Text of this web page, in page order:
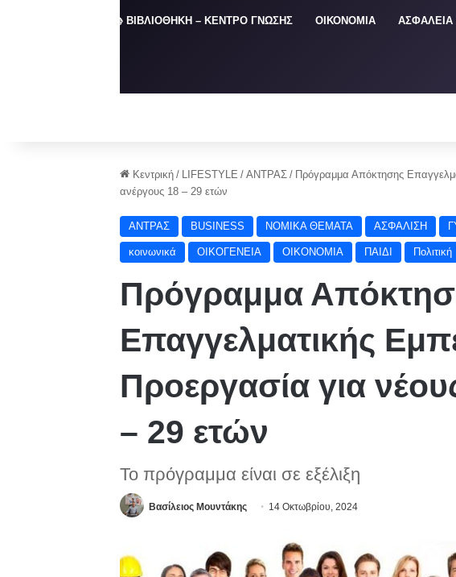
📚 ΒΙΒΛΙΟΘΗΚΗ – ΚΕΝΤΡΟ ΓΝΩΣΗΣ ΟΙΚΟΝΟΜΙΑ ΑΣΦΑΛΕΙΑ
Κεντρική / LIFESTYLE / ΑΝΤΡΑΣ / Πρόγραμμα Απόκτησης
ανέργους 18 – 29 ετών
ΑΝΤΡΑΣ BUSINESS NOMIKA ΘΕΜΑΤΑ ΑΣΦΑΛΙΣΗ
κοινωνικά ΟΙΚΟΓΕΝΕΙΑ ΟΙΚΟΝΟΜΙΑ ΠΑΙΔΙ Πολιτική
Πρόγραμμα
Επαγγελματικής
Προεργασία για
– 29 ετών
Το πρόγραμμα είναι σε εξέλιξη
Βασίλειος Μουντάκης 14 Οκτωβρίου, 2024